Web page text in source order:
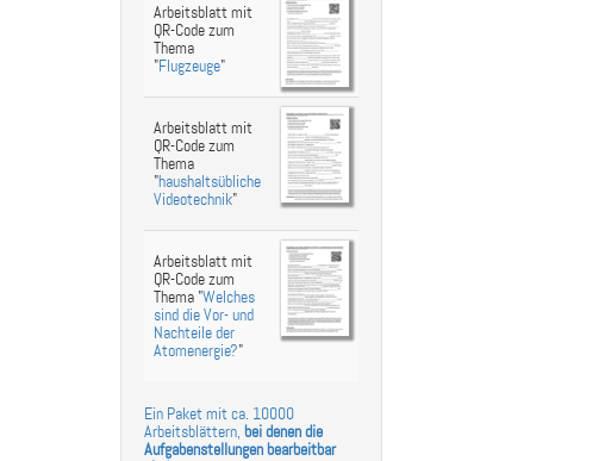
Arbeitsblatt mit
QR-Code zum
Thema
"Flugzeuge"
Arbeitsblatt mit
QR-Code zum
Thema
"haushaltsübliche
Videotechnik"
Arbeitsblatt mit
QR-Code zum
Thema "Welches
sind die Vor- und
Nachteile der
Atomenergie?"
Ein Paket mit ca. 10000
Arbeitsblättern, bei denen die
Aufgabenstellungen bearbeitbar